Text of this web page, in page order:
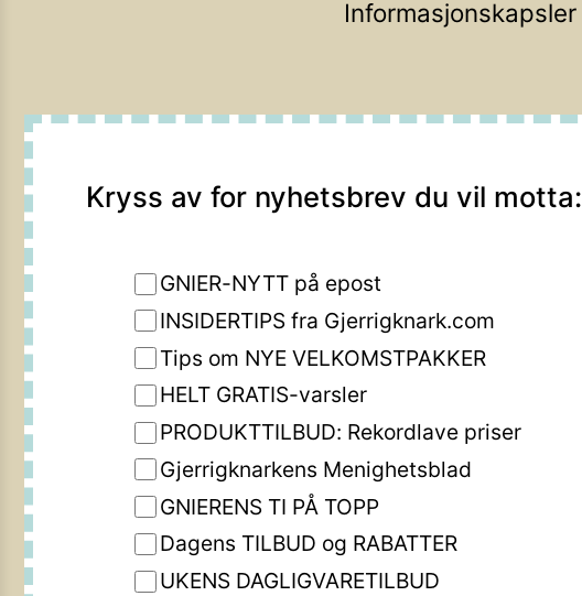
Informasjonskapsler
Kryss av for nyhetsbrev du vil motta:
GNIER-NYTT på epost
INSIDERTIPS fra Gjerrigknark.com
Tips om NYE VELKOMSTPAKKER
HELT GRATIS-varsler
PRODUKTTILBUD: Rekordlave priser
Gjerrigknarkens Menighetsblad
GNIERENS TI PÅ TOPP
Dagens TILBUD og RABATTER
UKENS DAGLIGVARETILBUD